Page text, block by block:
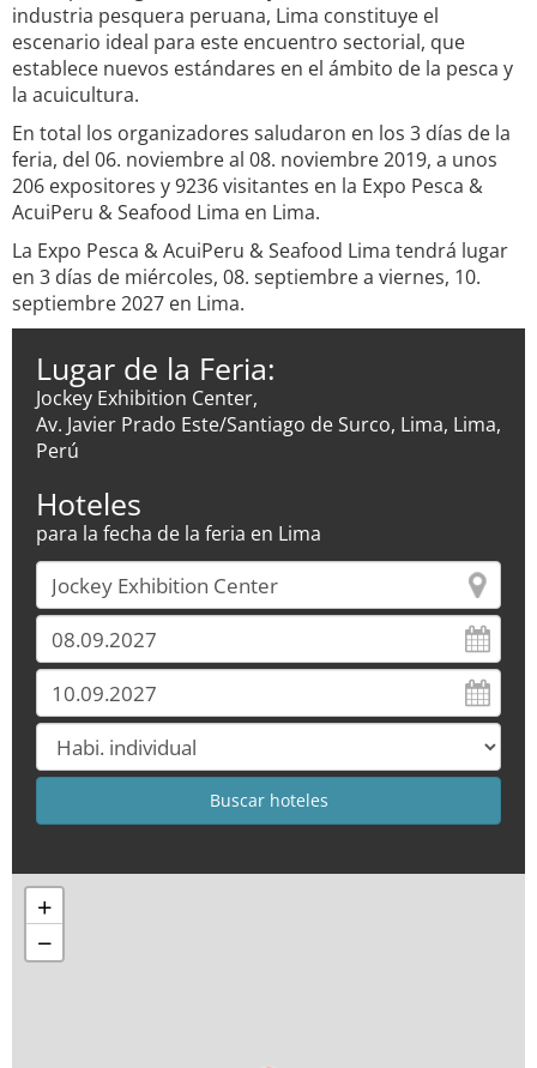
industria pesquera peruana, Lima constituye el
escenario ideal para este encuentro sectorial, que
establece nuevos estándares en el ámbito de la pesca y
la acuicultura.
En total los organizadores saludaron en los 3 días de la
feria, del 06. noviembre al 08. noviembre 2019, a unos
206 expositores y 9236 visitantes en la Expo Pesca &
AcuiPeru & Seafood Lima en Lima.
La Expo Pesca & AcuiPeru & Seafood Lima tendrá lugar
en 3 días de miércoles, 08. septiembre a viernes, 10.
septiembre 2027 en Lima.
Lugar de la Feria:
Jockey Exhibition Center,
Av. Javier Prado Este/Santiago de Surco, Lima, Lima,
Perú
Hoteles
para la fecha de la feria en Lima
+
−